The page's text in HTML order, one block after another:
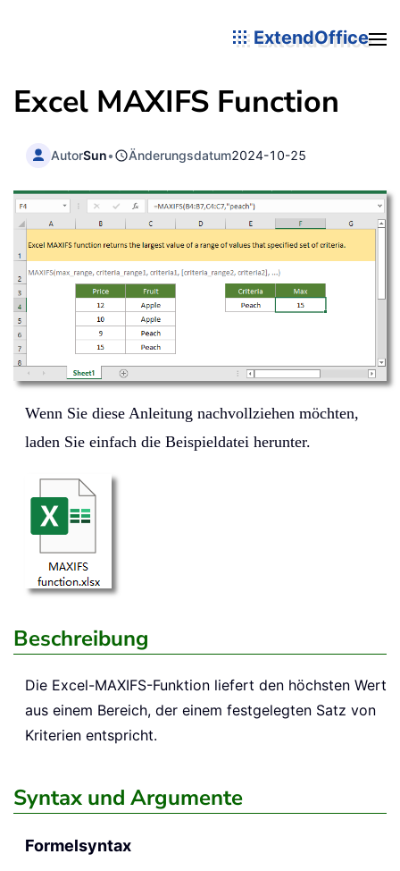
ExtendOffice
Excel MAXIFS Function
AutorSun• Änderungsdatum2024-10-25
Wenn Sie diese Anleitung nachvollziehen möchten,
laden Sie einfach die Beispieldatei herunter.
Beschreibung
Die Excel-MAXIFS-Funktion liefert den höchsten Wert
aus einem Bereich, der einem festgelegten Satz von
Kriterien entspricht.
Syntax und Argumente
Formelsyntax